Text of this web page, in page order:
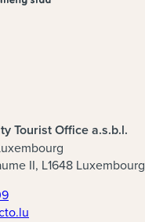
Tourist Office a.s.b.l.
II, L1648 Luxembourg